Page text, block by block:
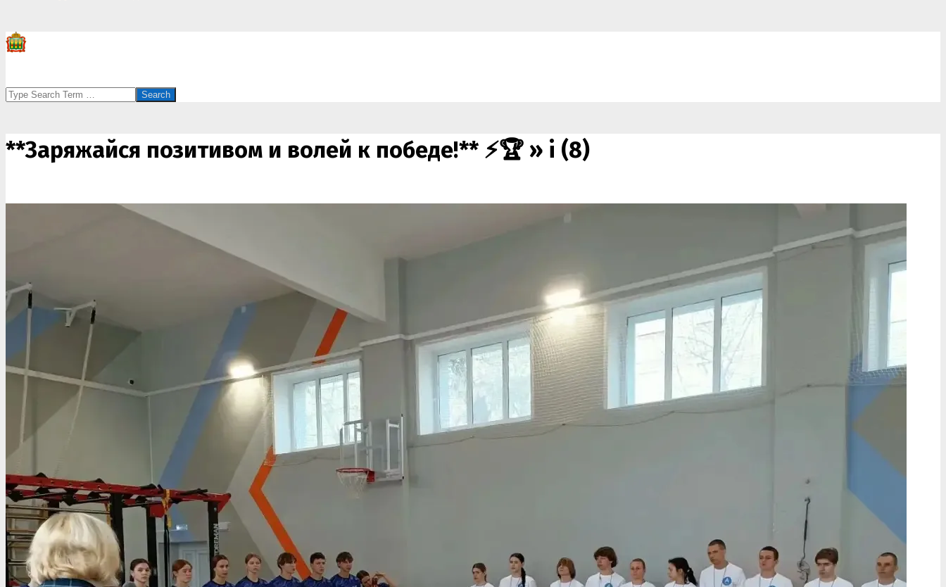
Search
**Заряжайся позитивом и волей к победе!** ⚡🏆 » i (8)